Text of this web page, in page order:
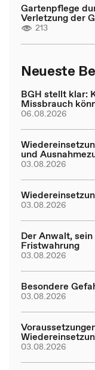
Gartenpflege
Verletzung der
213
Neueste
BGH stellt klar:
Missbrauch
06.08.2026
und
03.08.2026
03.08.2026
Der Anwalt,
Fristwahrung
03.08.2026
Besondere
03.08.2026
03.08.2026